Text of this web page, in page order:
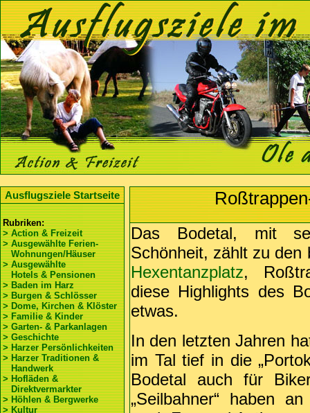
Ausflugsziele Startseite
Rubriken:
> Action & Freizeit
> Ausgewählte Ferien-
Wohnungen/Häuser
> Ausgewählte
Hotels & Pensionen
> Baden im Harz
> Burgen & Schlösser
> Dome, Kirchen & Klöster
> Familie & Kinder
> Garten- & Parkanlagen
> Geschichte
> Harzer Persönlichkeiten
> Harzer Traditionen &
Handwerk
> Hofläden &
Direktvermarkter
> Höhlen & Bergwerke
> Kultur
Das Bodetal, mit
Schönheit, zählt zu den
Hexentanzplatz,
diese Highlights des
etwas.
In den letzten Jahren
im Tal tief in die
Bodetal auch für
„Seilbahner“ haben